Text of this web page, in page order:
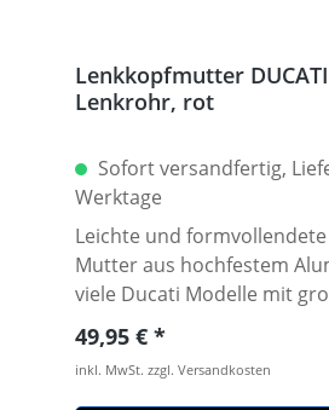
Lenkkopfmutter
Lenkrohr, rot
Sofort versandfertig,
Werktage
Leichte und
Mutter aus hochfestem
viele Ducati Modelle mit
Steuerkopfrohr.
40mm. CNC gefräst aus
hochfesten 7075 T6
Regulärer Preis:
49,95 €
inkl. MwSt. zzgl. Versandkosten